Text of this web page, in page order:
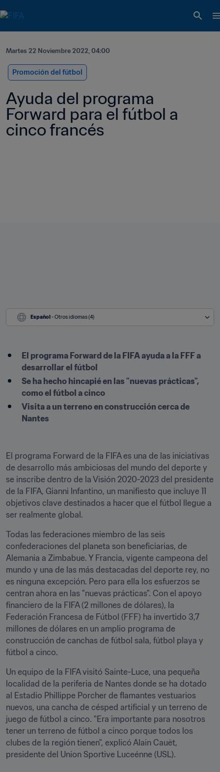
Martes 22 Noviembre 2022, 04:00
Promoción del fútbol
Ayuda del programa
Forward para el fútbol a
cinco francés
Español - Otros idiomas (4)
El programa Forward de la FIFA ayuda a la FFF a
desarrollar el fútbol
Se ha hecho hincapié en las "nuevas prácticas",
como el fútbol a cinco
Visita a un terreno en construcción cerca de
Nantes
El programa Forward de la FIFA es una de las iniciativas
de desarrollo más ambiciosas del mundo del deporte y
se inscribe dentro de la Visión 2020-2023 del presidente
de la FIFA, Gianni Infantino, un manifiesto que incluye 11
objetivos clave destinados a hacer que el fútbol llegue a
ser realmente global.
Todas las federaciones miembro de las seis
confederaciones del planeta son beneficiarias, de
Alemania a Zimbabue. Y Francia, vigente campeona del
mundo y una de las más destacadas del deporte rey, no
es ninguna excepción. Pero para ella los esfuerzos se
centran ahora en las "nuevas prácticas". Con el apoyo
financiero de la FIFA (2 millones de dólares), la
Federación Francesa de Fútbol (FFF) ha invertido 3,7
millones de dólares en un amplio programa de
construcción de canchas de fútbol sala, fútbol playa y
fútbol a cinco.
Un equipo de la FIFA visitó Sainte-Luce, una pequeña
localidad de la periferia de Nantes donde se ha dotado
al Estadio Phillippe Porcher de flamantes vestuarios
nuevos, una cancha de césped artificial y un terreno de
juego de fútbol a cinco. "Era importante para nosotros
tener un terreno de fútbol a cinco porque todos los
clubes de la región tienen", explicó Alain Cauët,
presidente del Union Sportive Luceénne (USL).